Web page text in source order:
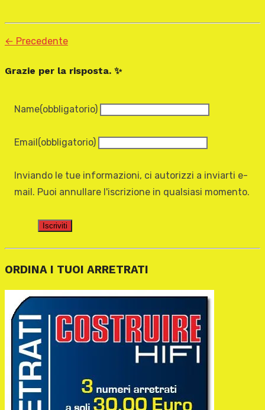
← Precedente
Grazie per la risposta. ✨
Name(obbligatorio)
Email(obbligatorio)
Inviando le tue informazioni, ci autorizzi a inviarti e-
mail. Puoi annullare l'iscrizione in qualsiasi momento.
Iscriviti
ORDINA I TUOI ARRETRATI